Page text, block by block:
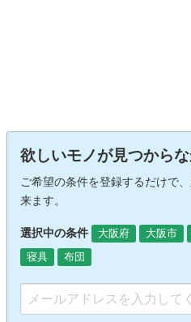
欲しいモノが見つから
ご希望の条件を登録するだけで
来ます。
選択中の条件 大阪府 大阪市
寝具
布団